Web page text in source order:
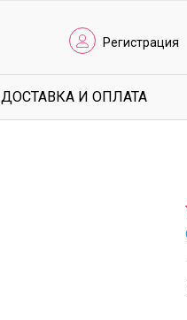
Регистрация
ДОСТАВКА И ОПЛАТА